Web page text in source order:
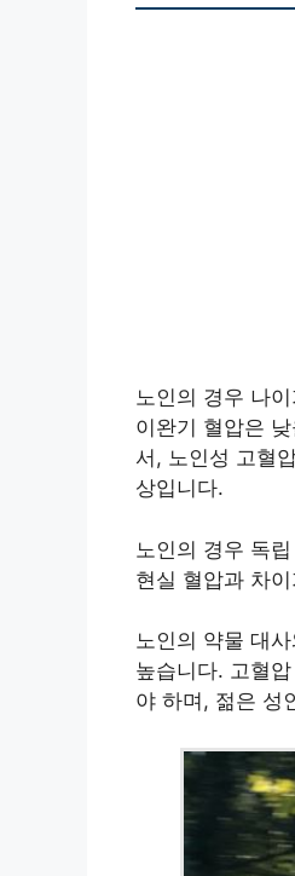
노인의 경우 나
이완기 혈압은
서, 노인성 고혈
상입니다.
노인의 경우 독
현실 혈압과 차
노인의 약물 대
높습니다. 고혈
야 하며, 젊은 성